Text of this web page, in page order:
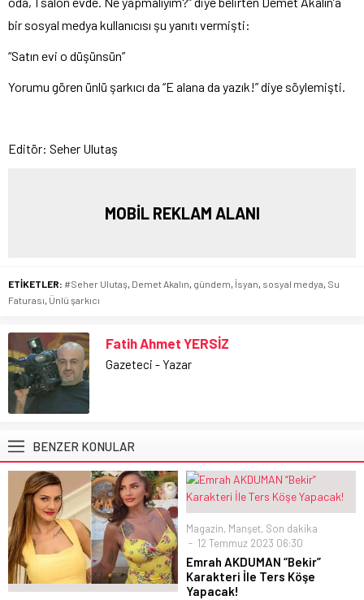
bir sosyal medya kullanıcısı şu yanıtı vermişti:
“Satın evi o düşünsün”
Yorumu gören ünlü şarkıcı da “E alana da yazık!” diye söylemişti.
Editör: Seher Ulutaş
MOBİL REKLAM ALANI
ETİKETLER: #Seher Ulutaş, Demet Akalın, gündem, İsyan, sosyal medya, Su
Faturası, Ünlü şarkıcı
Fatih Ahmet YERSİZ
Gazeteci - Yazar
BENZER KONULAR
Magazin, Manşet, Son dakika
12 Temmuz 2023 06:30
Emrah AKDUMAN “Bekir”
Karakteri İle Ters Köşe
Yapacak!